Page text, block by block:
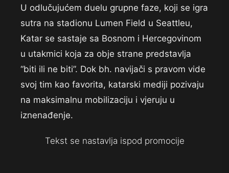
U odlučujućem duelu grupne faze, koji se igra
sutra na stadionu Lumen Field u Seattleu,
Katar se sastaje sa Bosnom i Hercegovinom
u utakmici koja za obje strane predstavlja
“biti ili ne biti”. Dok bh. navijači s pravom vide
svoj tim kao favorita, katarski mediji pozivaju
na maksimalnu mobilizaciju i vjeruju u
iznenađenje.
Tekst se nastavlja ispod promocije